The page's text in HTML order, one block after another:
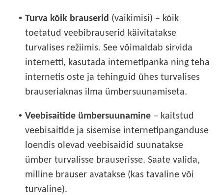
• Turva kõik brauserid (vaikimisi) – kõik
toetatud veebibrauserid käivitatakse
turvalises režiimis. See võimaldab sirvida
internetti, kasutada internetipanka ning teha
internetis oste ja tehinguid ühes turvalises
brauseriaknas ilma ümbersuunamiseta.
• Veebisaitide ümbersuunamine – kaitstud
veebisaitide ja sisemise internetipanganduse
loendis olevad veebisaidid suunatakse
ümber turvalisse brauserisse. Saate valida,
milline brauser avatakse (kas tavaline või
turvaline).